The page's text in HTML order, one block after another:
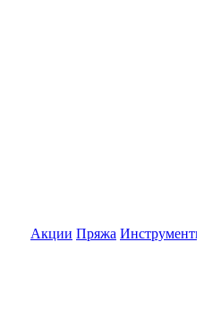
Акции Пряжа Инструменты